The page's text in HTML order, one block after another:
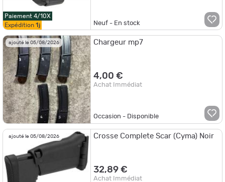
Paiement 4/10X
Expédition 1j Neuf - En stock
ajouté le 05/08/2026 Chargeur mp7
4,00 €
Achat Immédiat
Occasion - Disponible
ajouté le 05/08/2026 Crosse Complete Scar (Cyma) Noir
32,89 €
Achat Immédiat